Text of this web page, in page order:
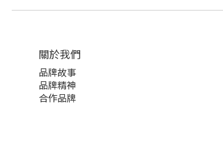
關於我們
品牌故事
品牌精神
合作品牌